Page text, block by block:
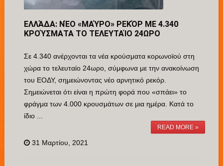
ΕΛΛΆΔΑ: ΝΈΟ «ΜΑΎΡΟ» ΡΕΚΌΡ ΜΕ 4.340
ΚΡΟΎΣΜΑΤΑ ΤΟ ΤΕΛΕΥΤΑΊΟ 24ΩΡΟ
Σε 4.340 ανέρχονται τα νέα κρούσματα κορωνοϊού στη
χώρα το τελευταίο 24ωρο, σύμφωνα με την ανακοίνωση
του ΕΟΔΥ, σημειώνοντας νέο αρνητικό ρεκόρ.
Σημειώνεται ότι είναι η πρώτη φορά που «σπάει» το
φράγμα των 4.000 κρουσμάτων σε μια ημέρα. Κατά το
ίδιο ...
READ MORE »
31 Μαρτίου, 2021